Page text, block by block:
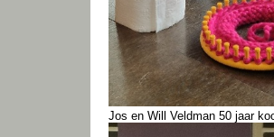
Jos en Will Veldman 50 jaar